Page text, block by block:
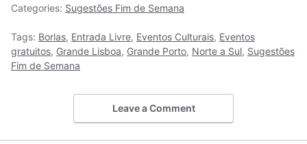
Categories: Sugestões Fim de Semana
Tags: Borlas, Entrada Livre, Eventos Culturais, Eventos
gratuitos, Grande Lisboa, Grande Porto, Norte a Sul, Sugestões
Fim de Semana
Leave a Comment